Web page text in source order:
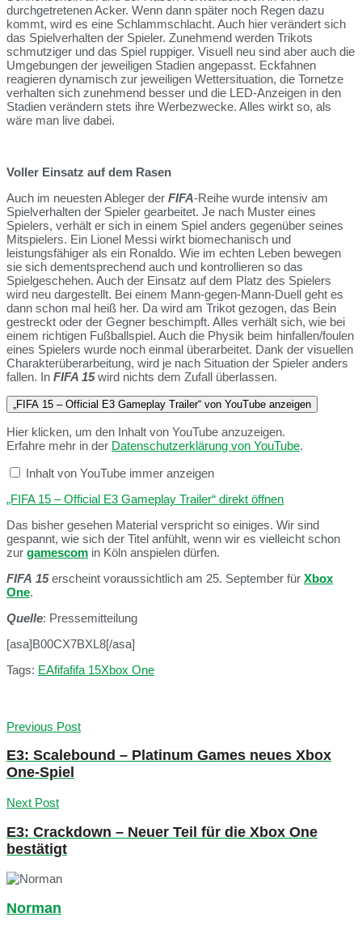
durchgetretenen Acker. Wenn dann später noch Regen dazu
kommt, wird es eine Schlammschlacht. Auch hier verändert sich
das Spielverhalten der Spieler. Zunehmend werden Trikots
schmutziger und das Spiel ruppiger. Visuell neu sind aber auch die
Umgebungen der jeweiligen Stadien angepasst. Eckfahnen
reagieren dynamisch zur jeweiligen Wettersituation, die Tornetze
verhalten sich zunehmend besser und die LED-Anzeigen in den
Stadien verändern stets ihre Werbezwecke. Alles wirkt so, als
wäre man live dabei.
Voller Einsatz auf dem Rasen
Auch im neuesten Ableger der FIFA-Reihe wurde intensiv am
Spielverhalten der Spieler gearbeitet. Je nach Muster eines
Spielers, verhält er sich in einem Spiel anders gegenüber seines
Mitspielers. Ein Lionel Messi wirkt biomechanisch und
leistungsfähiger als ein Ronaldo. Wie im echten Leben bewegen
sie sich dementsprechend auch und kontrollieren so das
Spielgeschehen. Auch der Einsatz auf dem Platz des Spielers
wird neu dargestellt. Bei einem Mann-gegen-Mann-Duell geht es
dann schon mal heiß her. Da wird am Trikot gezogen, das Bein
gestreckt oder der Gegner beschimpft. Alles verhält sich, wie bei
einem richtigen Fußballspiel. Auch die Physik beim hinfallen/foulen
eines Spielers wurde noch einmal überarbeitet. Dank der visuellen
Charakterüberarbeitung, wird je nach Situation der Spieler anders
fallen. In FIFA 15 wird nichts dem Zufall überlassen.
„FIFA 15 – Official E3 Gameplay Trailer“ von YouTube anzeigen
Hier klicken, um den Inhalt von YouTube anzuzeigen.
Erfahre mehr in der Datenschutzerklärung von YouTube.
Inhalt von YouTube immer anzeigen
„FIFA 15 – Official E3 Gameplay Trailer“ direkt öffnen
Das bisher gesehen Material verspricht so einiges. Wir sind
gespannt, wie sich der Titel anfühlt, wenn wir es vielleicht schon
zur gamescom in Köln anspielen dürfen.
FIFA 15erscheint voraussichtlich am 25. September für Xbox
One.
Quelle: Pressemitteilung
[asa]B00CX7BXL8[/asa]
Tags: EAfifafifa 15Xbox One
Previous Post
E3: Scalebound – Platinum Games neues Xbox
One-Spiel
Next Post
E3: Crackdown – Neuer Teil für die Xbox One
bestätigt
Norman